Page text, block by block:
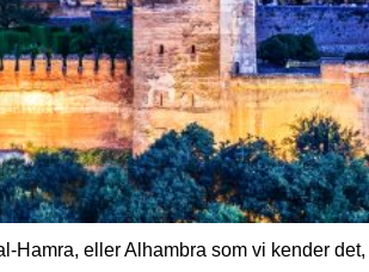
Hamra, eller Alhambra som vi kender det,